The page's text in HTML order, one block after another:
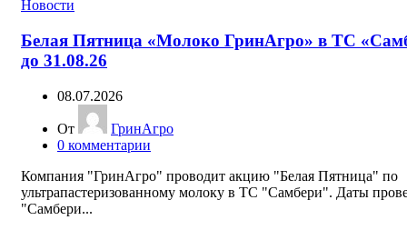
Новости
Белая Пятница «Молоко ГринАгро» в ТС
до 31.08.26
08.07.2026
От
ГринАгро
0 комментарии
Компания "ГринАгро" проводит акцию "Белая Пятница" по
ультрапастеризованному молоку в ТС "Самбери". Даты
"Самбери...